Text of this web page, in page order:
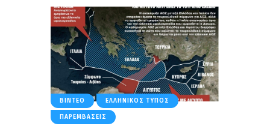
ΒΊΝΤΕΟ ΕΛΛΗΝΙΚΌΣ ΤΎΠΟΣ
ΠΑΡΕΜΒΆΣΕΙΣ